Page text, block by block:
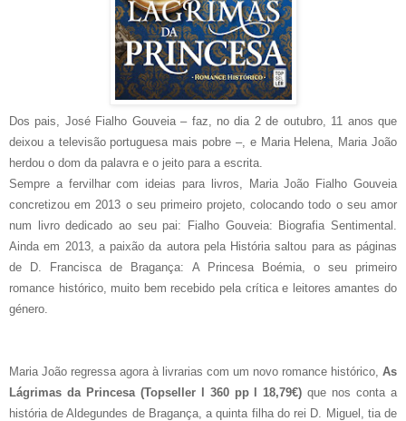
Dos pais, José Fialho Gouveia – faz, no dia 2 de outubro, 11 anos que
deixou a televisão portuguesa mais pobre –, e Maria Helena, Maria João
herdou o dom da palavra e o jeito para a escrita.
Sempre a fervilhar com ideias para livros, Maria João Fialho Gouveia
concretizou em 2013 o seu primeiro projeto, colocando todo o seu amor
num livro dedicado ao seu pai: Fialho Gouveia: Biografia Sentimental.
Ainda em 2013, a paixão da autora pela História saltou para as páginas
de D. Francisca de Bragança: A Princesa Boémia, o seu primeiro
romance histórico, muito bem recebido pela crítica e leitores amantes do
género.
Maria João regressa agora à livrarias com um novo romance histórico, As
Lágrimas da Princesa (Topseller l 360 pp l 18,79€) que nos conta a
história de Aldegundes de Bragança, a quinta filha do rei D. Miguel, tia de